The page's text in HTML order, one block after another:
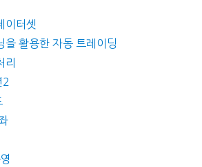
이터셋
을 활용한 자동 트레이딩
리
2